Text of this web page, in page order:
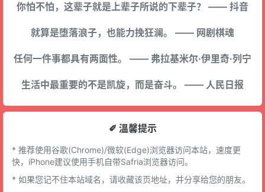
你怕不怕，这辈子就是上辈子所说的下辈子？ —— 抖音
就算是堕落浪子，也能力挽狂澜。 —— 网剧棋魂
任何一件事都具有两面性。 —— 弗拉基米尔·伊里奇·列宁
生活中最重要的不是凯旋，而是奋斗。 —— 人民日报
✐ 溫馨提示
* 推荐使用谷歌(Chrome)/微软(Edge)浏览器访问本站，速度更
快，iPhone建议使用手机自带Safria浏览器访问。
* 如果您记不住本站域名，请收藏该页地址，并分享给您的朋友。